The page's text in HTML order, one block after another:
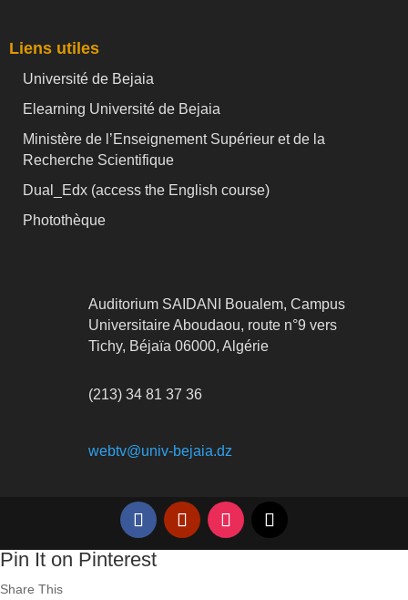
Liens utiles
Université de Bejaia
Elearning Université de Bejaia
Ministère de l’Enseignement Supérieur et de la
Recherche Scientifique
Dual_Edx (access the English course)
Photothèque
Auditorium SAIDANI Boualem, Campus
Universitaire Aboudaou, route n°9 vers
Tichy, Béjaïa 06000, Algérie
(213) 34 81 37 36
webtv@univ-bejaia.dz
Pin It on Pinterest
Share This